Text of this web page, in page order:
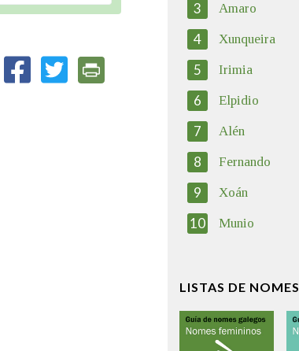
3 Amaro
4 Xunqueira
5 Irimia
6 Elpidio
7 Alén
8 Fernando
9 Xoán
10 Munio
LISTAS DE NOMES